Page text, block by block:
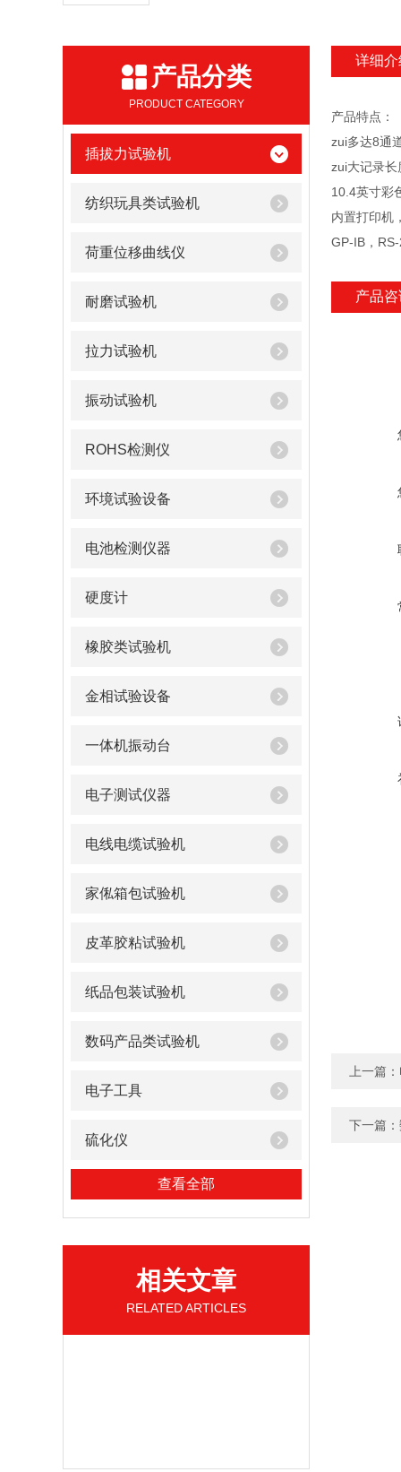
产品分类
PRODUCT CATEGORY
插拔力试验机
纺织玩具类试验机
荷重位移曲线仪
耐磨试验机
拉力试验机
振动试验机
ROHS检测仪
环境试验设备
电池检测仪器
硬度计
橡胶类试验机
金相试验设备
一体机振动台
电子测试仪器
电线电缆试验机
家俬箱包试验机
皮革胶粘试验机
纸品包装试验机
数码产品类试验机
电子工具
硫化仪
查看全部
相关文章
RELATED ARTICLES
详细介
产品特点：
zui多达8通
zui大记录
10.4英寸彩
内置打印机
GP-IB，
产品
上一篇：
下一篇：